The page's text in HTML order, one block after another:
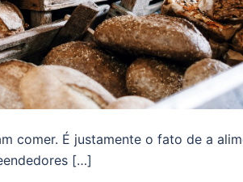
comer. É justamente o fato de a
[…]